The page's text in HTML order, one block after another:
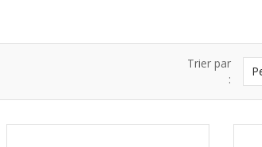
Trier par
: